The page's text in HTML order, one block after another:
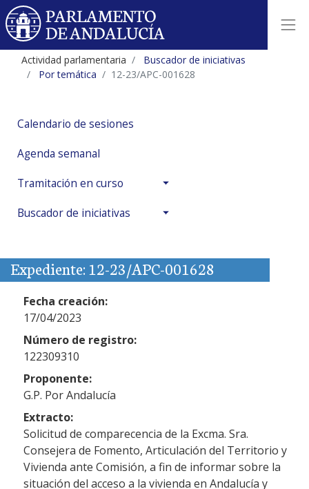
Actividad parlamentaria
Buscador de iniciativas
Por temática
12-23/APC-001628
Calendario de sesiones
Agenda semanal
Tramitación en curso
Buscador de iniciativas
Expediente: 12-23/APC-001628
Fecha creación:
17/04/2023
Número de registro:
122309310
Proponente:
G.P. Por Andalucía
Extracto:
Solicitud de comparecencia de la Excma. Sra.
Consejera de Fomento, Articulación del Territorio y
Vivienda ante Comisión, a fin de informar sobre la
situación del acceso a la vivienda en Andalucía y